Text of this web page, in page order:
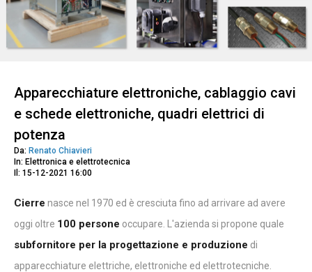
Apparecchiature elettroniche, cablaggio cavi
e schede elettroniche, quadri elettrici di
potenza
Da: Renato Chiavieri
In: Elettronica e elettrotecnica
Il: 15-12-2021 16:00
Cierre nasce nel 1970 ed è cresciuta fino ad arrivare ad avere
oggi oltre 100 persone occupare. L'azienda si propone quale
subfornitore per la progettazione e produzione di
apparecchiature elettriche, elettroniche ed elettrotecniche.